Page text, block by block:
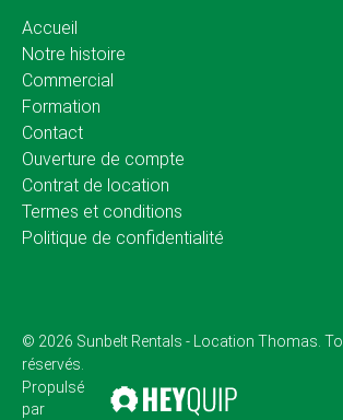
Accueil
Notre histoire
Commercial
Formation
Contact
Ouverture de compte
Contrat de location
Termes et conditions
Politique de confidentialité
© 2026 Sunbelt Rentals - Location Thomas.
réservés.
Propulsé
par